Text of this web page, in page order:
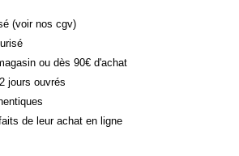
(voir nos cgv)
ou dès 90€ d'achat
jours ouvrés
de leur achat en ligne